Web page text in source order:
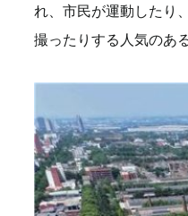
れ、市民が運動したり
撮ったりする人気のあ